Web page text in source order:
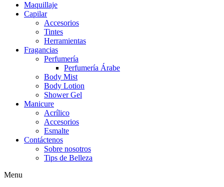
Maquillaje
Capilar
Accesorios
Tintes
Herramientas
Fragancias
Perfumería
Perfumería Árabe
Body Mist
Body Lotion
Shower Gel
Manicure
Acrílico
Accesorios
Esmalte
Contáctenos
Sobre nosotros
Tips de Belleza
Menu